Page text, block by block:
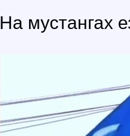
На мустангах